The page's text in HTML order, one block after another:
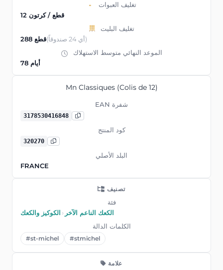
تغليف العبوات
12 قطع / كرتون
تغليف البليت
288 قطع
(أي 24 صندوقاً)
الموعد النهائي متوسط ​​الاستهلاك
78 أيام
Mn Classiques (Colis de 12)
EAN شفرة
3178530416848
كود المنتج
320270
البلد الأصلي
FRANCE
تصنيف
فئة
الكوكيز والكعك › الكعك الناعم الآخر
الكلمات الدالة
#st-michel #stmichel
علامة